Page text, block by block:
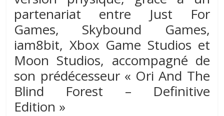
partenariat entre Just For
Games, Skybound Games,
iam8bit, Xbox Game Studios et
Moon Studios, accompagné de
son prédécesseur « Ori And The
Blind Forest – Definitive
Edition »